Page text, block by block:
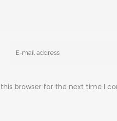
browser for the next time I